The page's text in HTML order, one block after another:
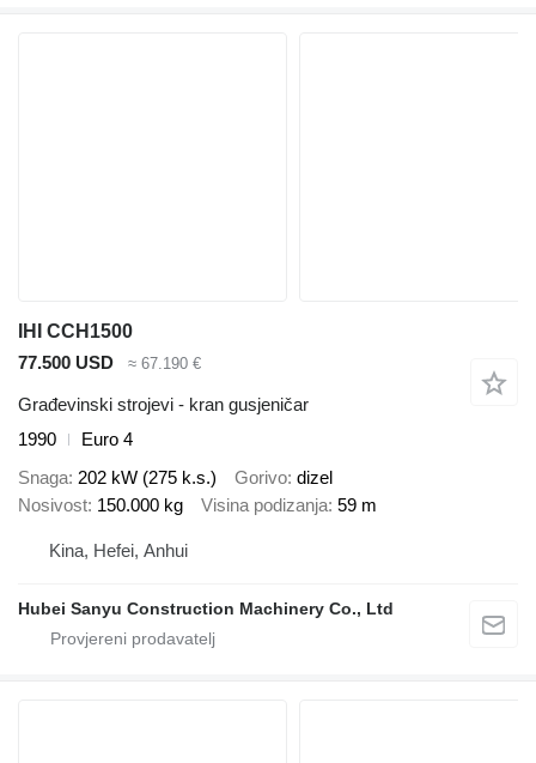
IHI CCH1500
77.500 USD
≈ 67.190 €
Građevinski strojevi - kran gusjeničar
1990
Euro 4
Snaga 202 kW (275 k.s.) Gorivo dizel
Nosivost 150.000 kg Visina podizanja 59 m
Kina, Hefei, Anhui
Hubei Sanyu Construction Machinery Co., Ltd